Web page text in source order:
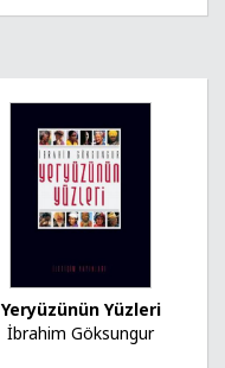
Yeryüzünün Yüzleri
İbrahim Göksungur